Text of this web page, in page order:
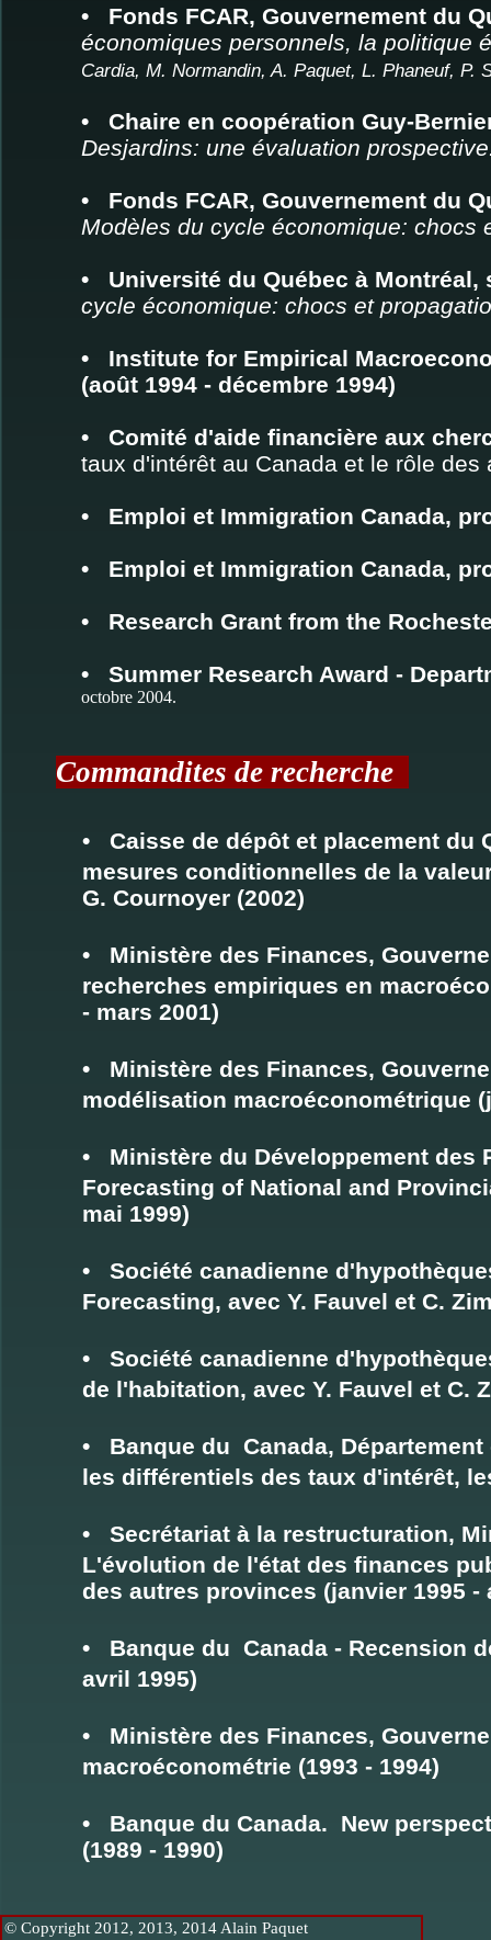
• Fonds FCAR, Gouvernement du
économiques personnels, la politique
Cardia, M. Normandin, A. Paquet, L. Phaneuf, P.
• Chaire en coopération Guy-
Desjardins: une évaluation
• Fonds FCAR, Gouvernement du
Modèles du cycle économique:
• Université du Québec à
cycle économique: chocs et
• Institute for Empirical
(août 1994 - décembre 1994)
• Comité d'aide financière aux
taux d'intérêt au Canada et le rôle
• Emploi et Immigration Canada,
• Emploi et Immigration Canada,
• Research Grant from the
• Summer Research Award -
octobre 2004.
Commandites de recherche
• Caisse de dépôt et placement du
mesures conditionnelles de la
G. Cournoyer (2002)
• Ministère des Finances,
recherches empiriques en
- mars 2001)
• Ministère des Finances,
modélisation macroéconométrique
• Ministère du Développement des
Forecasting of National and
mai 1999)
• Société canadienne
Forecasting, avec Y. Fauvel et C.
• Société canadienne
de l'habitation, avec Y. Fauvel et C.
• Banque du Canada,
les différentiels des taux d'intérêt,
• Secrétariat à la restructuration,
L'évolution de l'état des finances
des autres provinces (janvier 1995 -
• Banque du Canada - Recension
avril 1995)
• Ministère des Finances,
macroéconométrie (1993 - 1994)
• Banque du Canada. New
(1989 - 1990)
© Copyright 2012, 2013, 2014 Alain Paquet